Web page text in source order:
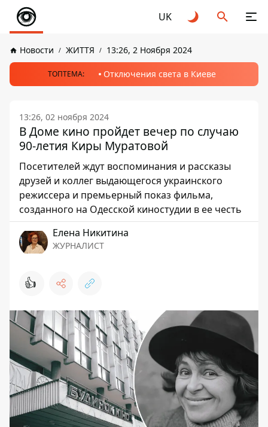
UK
Новости ЖИТТЯ 13:26, 2 Ноября 2024
ТОПТЕМА: Отключения света в Киеве
13:26, 02 ноября 2024
В Доме кино пройдет вечер по случаю
90-летия Киры Муратовой
Посетителей ждут воспоминания и рассказы
друзей и коллег выдающегося украинского
режиссера и премьерный показ фильма,
созданного на Одесской киностудии в ее честь
Елена Никитина
ЖУРНАЛИСТ
👍